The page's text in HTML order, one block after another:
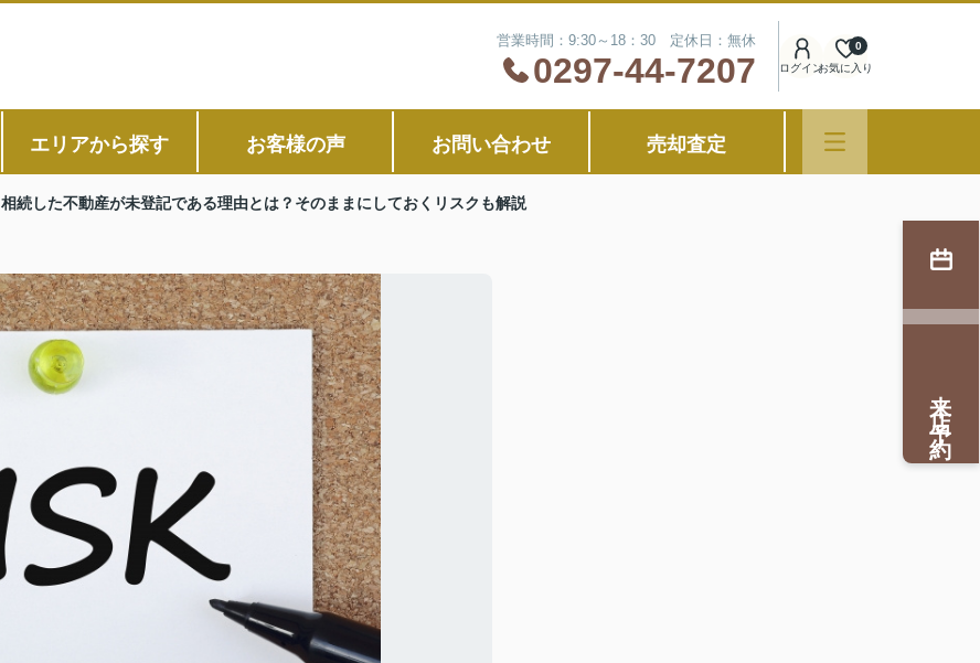
営業時間：9:30～18：30 定休日：無休
0297-44-7207 ログインお気に入り
0
エリアから探す お客様の声 お問い合わせ 売却査定
相続した不動産が未登記である理由とは？そのままにしておくリスクも解説
来店予約